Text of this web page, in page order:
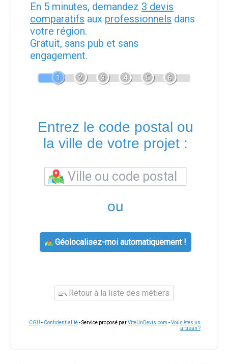
En 5 minutes, demandez 3 devis
comparatifs aux professionnels dans
votre région.
Gratuit, sans pub et sans
engagement.
1 2 3 4 5 6
Entrez le code postal ou
la ville de votre projet :
ou
Géolocalisez-moi automatiquement !
Retour à la liste des métiers
CGU - Confidentialité- Service proposé parViteUnDevis.com -Vous êtes un
artisan ?